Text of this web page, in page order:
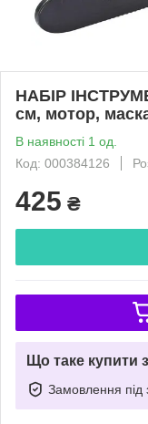
НАБІР
см, мотор,
В наявності 1 од.
Код: 000384126
425 ₴
Що таке купити
Замовлення під